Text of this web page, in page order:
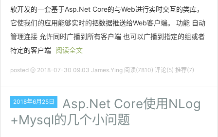
软开发的一套基于Asp.Net Core的与Web进行实时交互的类库，
它使我们的应用能够实时的把数据推送给Web客户端。 功能 自动
管理连接 允许同时广播到所有客户端 也可以广播到指定的组或者
特定的客户端 阅读全文
posted @ 2018-07-30 09:03 James.Ying 阅读(7810) 评论(5) 推荐(7)
2018年6月25日
Asp.Net Core使用NLog
+Mysql的几个小问题